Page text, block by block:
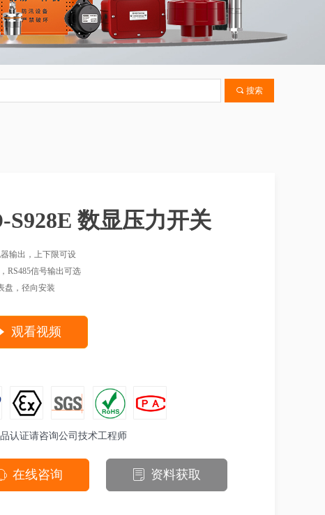
S928E 数显压力开关
输出，上下限可设
RS485信号输出可选
盘，径向安装
在线咨询 ꂓ 资料获取
观看视频
认证请咨询公司技术工程师
끠 搜索